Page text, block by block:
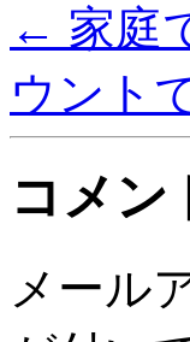
← 家庭
ウント
コメン
メール